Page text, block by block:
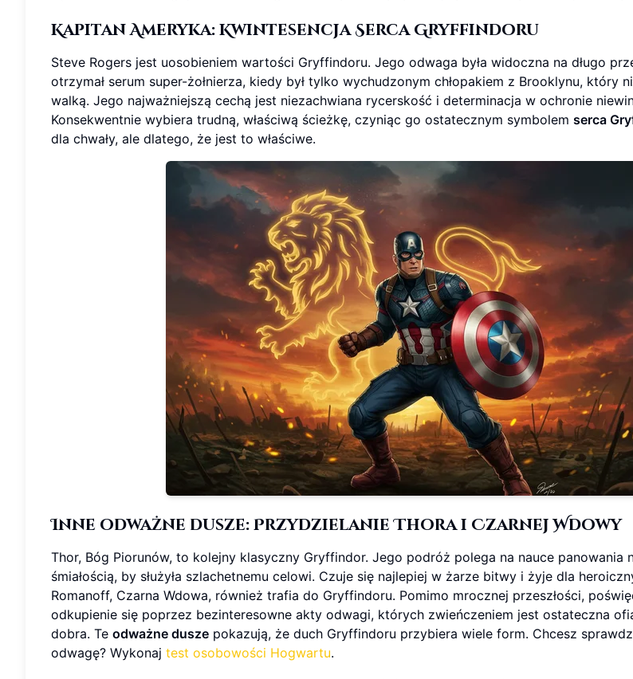
Kapitan Ameryka: Kwintesencja Serca Gryffindoru
Steve Rogers jest uosobieniem wartości Gryffindoru. Jego odwaga była widoczna na długo
otrzymał serum super-żołnierza, kiedy był tylko wychudzonym chłopakiem z Brooklynu, który
walką. Jego najważniejszą cechą jest niezachwiana rycerskość i determinacja w ochronie
Konsekwentnie wybiera trudną, właściwą ścieżkę, czyniąc go ostatecznym symbolem serca
dla chwały, ale dlatego, że jest to właściwe.
Inne odważne dusze: Przydzielanie Thora i Czarnej Wdowy
Thor, Bóg Piorunów, to kolejny klasyczny Gryffindor. Jego podróż polega na nauce panowania
śmiałością, by służyła szlachetnemu celowi. Czuje się najlepiej w żarze bitwy i żyje dla
Romanoff, Czarna Wdowa, również trafia do Gryffindoru. Pomimo mrocznej przeszłości,
odkupienie się poprzez bezinteresowne akty odwagi, których zwieńczeniem jest ostateczna
dobra. Te odważne dusze pokazują, że duch Gryffindoru przybiera wiele form. Chcesz
odwagę? Wykonaj test osobowości Hogwartu.